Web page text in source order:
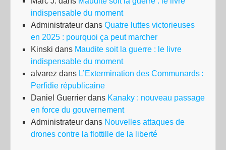
indispensable du moment
Administrateur dans Quatre luttes victorieuses
en 2025 : pourquoi ça peut marcher
Kinski dans Maudite soit la guerre : le livre
indispensable du moment
alvarez dans L’Extermination des Communards :
Perfidie républicaine
Daniel Guerrier dans Kanaky : nouveau passage
en force du gouvernement
Administrateur dans Nouvelles attaques de
drones contre la flottille de la liberté